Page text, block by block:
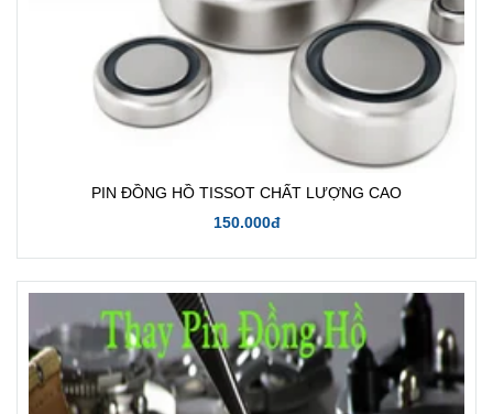
PIN ĐỒNG HỒ TISSOT CHẤT LƯỢNG CAO
150.000đ